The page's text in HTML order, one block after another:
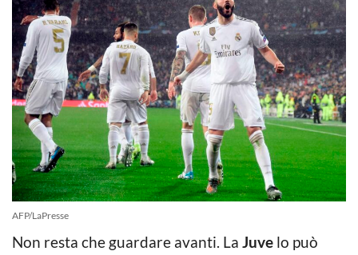
AFP/LaPresse
Non resta che guardare avanti. La Juve lo può